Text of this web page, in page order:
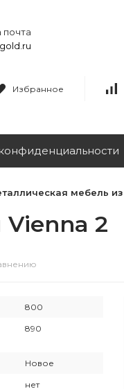
почта
Избранное
мебель
2
800
890
Новое
нет